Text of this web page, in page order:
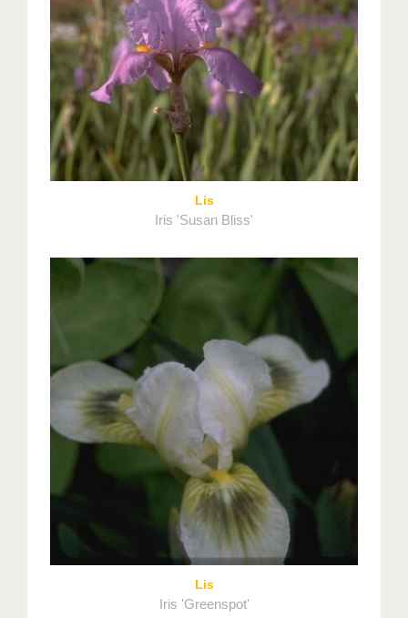
Lis
Iris 'Susan Bliss'
Lis
Iris 'Greenspot'